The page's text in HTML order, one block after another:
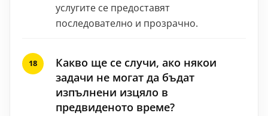
услугите се предоставят
последователно и прозрачно.
Какво ще се случи, ако някои
задачи не могат да бъдат
изпълнени изцяло в
предвиденото време?